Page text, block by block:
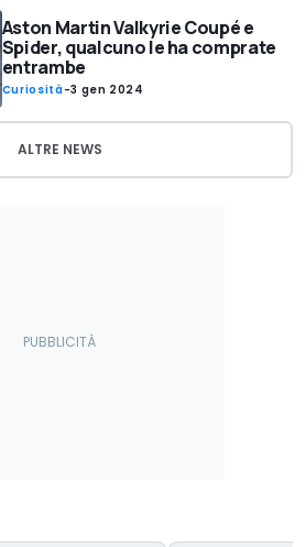
Aston Martin Valkyrie Coupé e
Spider, qualcuno le ha comprate
entrambe
Curiosità-3 gen 2024
ALTRE NEWS